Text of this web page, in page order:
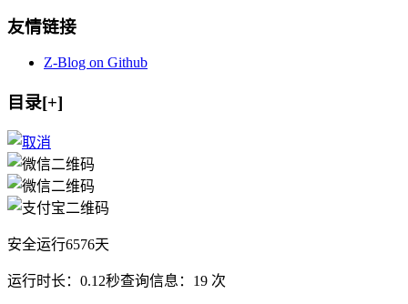
友情链接
Z-Blog on Github
目录[+]
安全运行6576天
运行时长：0.12秒查询信息：19 次